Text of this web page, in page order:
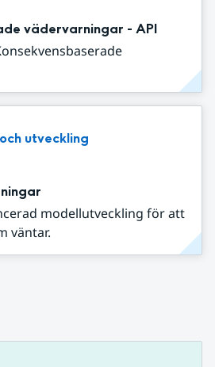
vädervarningar - API
utveckling
modellutveckling för att
väntar.